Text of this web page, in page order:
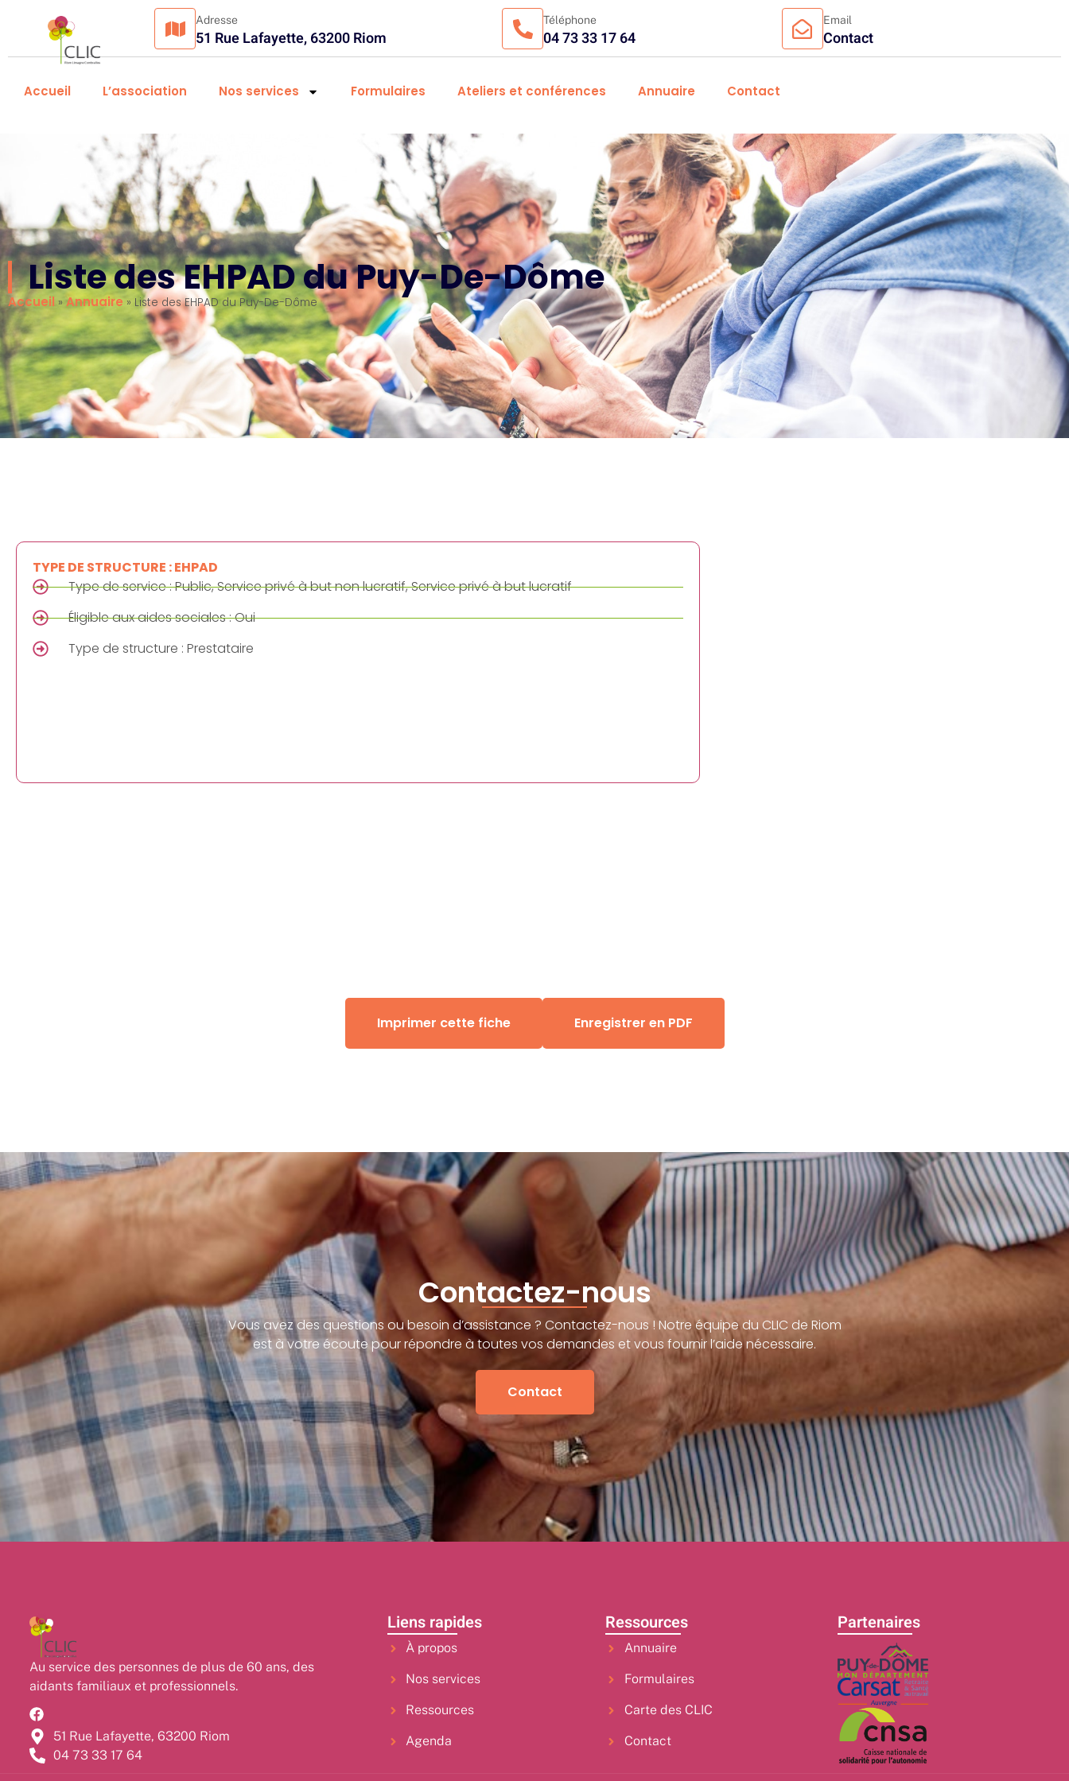
Adresse
51 Rue Lafayette, 63200 Riom
Téléphone
04 73 33 17 64
Email
Contact
Accueil L’association Nos services Formulaires Ateliers et conférences Annuaire Contact
Liste des EHPAD du Puy-De-Dôme
Accueil » Annuaire » Liste des EHPAD du Puy-De-Dôme
TYPE DE STRUCTURE : EHPAD
Type de service : Public, Service privé à but non lucratif, Service privé à but lucratif
Éligible aux aides sociales : Oui
Type de structure : Prestataire
Imprimer cette fiche Enregistrer en PDF
Contactez-nous
Vous avez des questions ou besoin d’assistance ? Contactez-nous ! Notre équipe du CLIC de Riom
est à votre écoute pour répondre à toutes vos demandes et vous fournir l’aide nécessaire.
Contact
Au service des personnes de plus de 60 ans, des
aidants familiaux et professionnels.
51 Rue Lafayette, 63200 Riom
04 73 33 17 64
Liens rapides
À propos
Nos services
Ressources
Agenda
Ressources
Annuaire
Formulaires
Carte des CLIC
Contact
Partenaires